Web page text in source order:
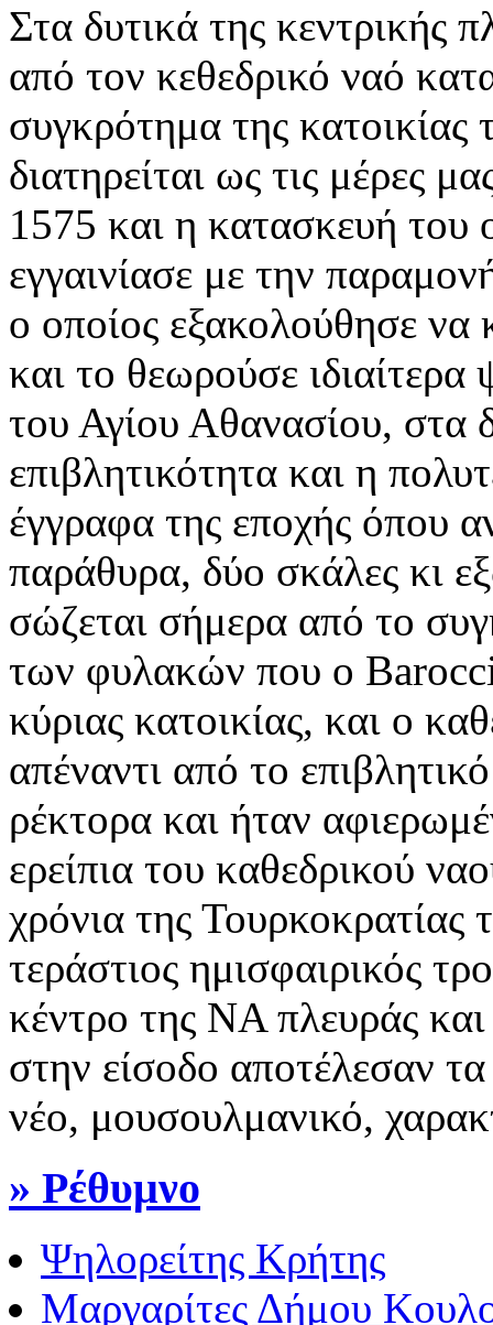
Στα δυτικά της κεντρικής
από τον κεθεδρικό ναό
συγκρότημα της
διατηρείται ως τις μέρες
1575 και η κατασκευή
εγγαινίασε με την
ο οποίος εξακολούθησε να
και το θεωρούσε
του Αγίου Αθανασίου, στα
επιβλητικότητα και η
έγγραφα της εποχής όπου
παράθυρα, δύο σκάλες κι
σώζεται σήμερα από το
των φυλακών που ο
κύριας κατοικίας, και ο
απέναντι από το
ρέκτορα και ήταν
ερείπια του καθεδρικού
χρόνια της
τεράστιος ημισφαιρικός
κέντρο της ΝΑ πλευράς
στην είσοδο αποτέλεσαν
νέο, μουσουλμανικό,
» Ρέθυμνο
Ψηλορείτης Κρήτης
Μαργαρίτες Δήμου